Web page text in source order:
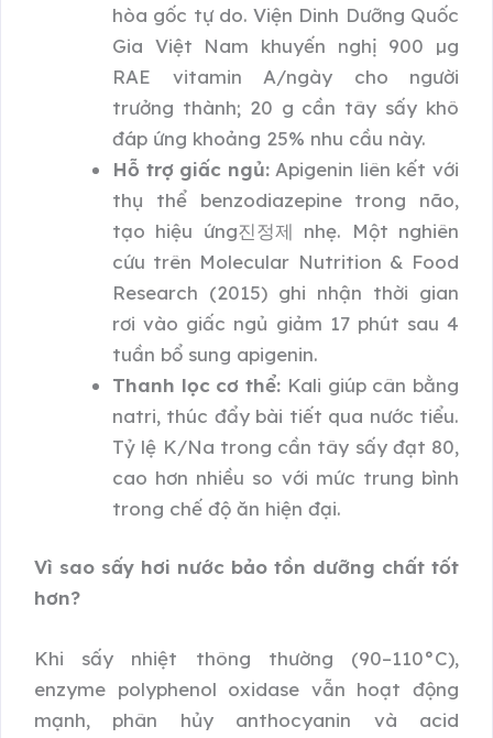
hòa gốc tự do. Viện Dinh Dưỡng Quốc
Gia Việt Nam khuyến nghị 900 µg
RAE vitamin A/ngày cho người
trưởng thành; 20 g cần tây sấy khô
đáp ứng khoảng 25% nhu cầu này.
Hỗ trợ giấc ngủ:Apigenin liên kết với
thụ thể benzodiazepine trong não,
tạo hiệu ứng진정제 nhẹ. Một nghiên
cứu trên Molecular Nutrition & Food
Research (2015) ghi nhận thời gian
rơi vào giấc ngủ giảm 17 phút sau 4
tuần bổ sung apigenin.
Thanh lọc cơ thể: Kali giúp cân bằng
natri, thúc đẩy bài tiết qua nước tiểu.
Tỷ lệ K/Na trong cần tây sấy đạt 80,
cao hơn nhiều so với mức trung bình
trong chế độ ăn hiện đại.
Vì sao sấy hơi nước bảo tồn dưỡng chất tốt
hơn?
Khi sấy nhiệt thông thường (90–110°C),
enzyme polyphenol oxidase vẫn hoạt động
mạnh, phân hủy anthocyanin và acid